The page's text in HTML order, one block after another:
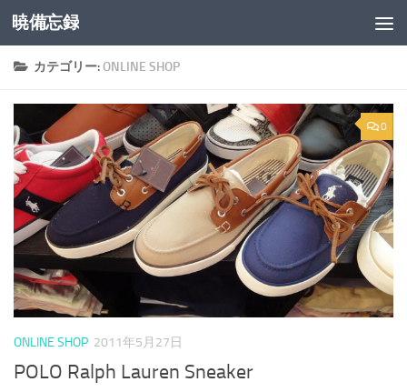
コンテンツへスキップ
暁備忘録
カテゴリー:ONLINE SHOP
0
ONLINE SHOP 2011年5月27日
POLO Ralph Lauren Sneaker